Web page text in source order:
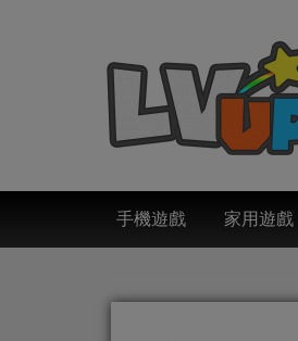
手機遊戲 家用遊戲